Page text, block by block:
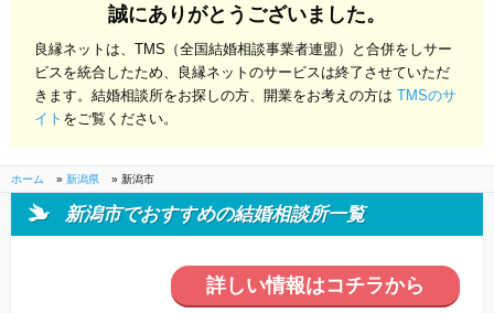
お金のこと
会社概要
よくある質問
開業支援
誠にありがとうございました。
良縁ネットは、TMS（全国結婚相談事業者連盟）と合併をしサー
ビスを統合したため、良縁ネットのサービスは終了させていただ
きます。結婚相談所をお探しの方、開業をお考えの方はTMSのサ
イト をご覧ください。
ホーム » 新潟県 » 新潟市
新潟市でおすすめの結婚相談所一覧
詳しい情報はコチラから